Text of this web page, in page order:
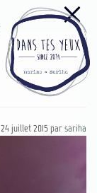
24 juillet 2015parsariha